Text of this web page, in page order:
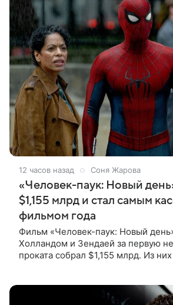
12 часов назад Соня Жарова
«Человек-паук: Новый
$1,155 млрд и стал самым
фильмом года
Фильм «Человек-паук: Новый
Холландом и Зендаей за первую
проката собрал $1,155 млрд. Из